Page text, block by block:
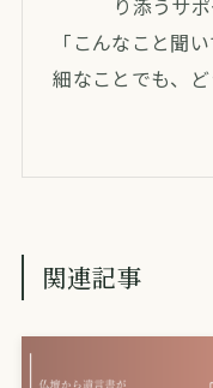
り添うサ
「こんなこと聞
細なことでも、
関連記事